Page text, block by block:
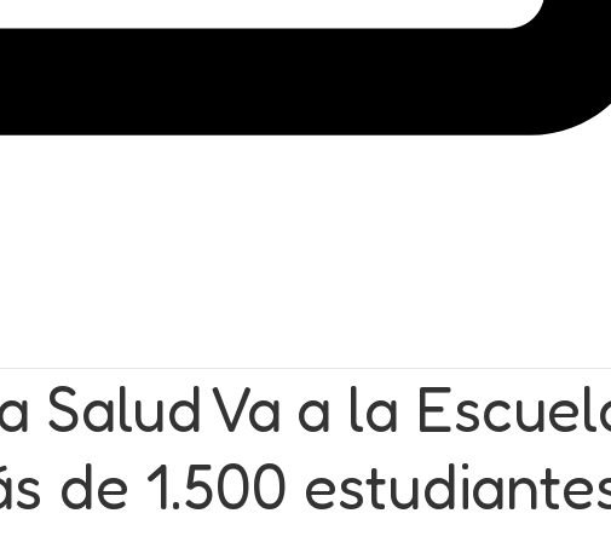
Salud Va a la
de 1.500